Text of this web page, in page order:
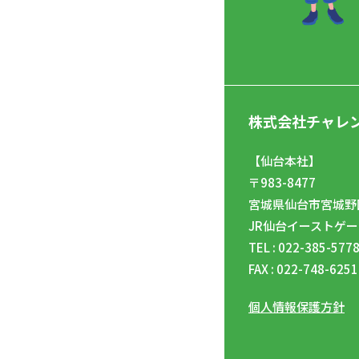
株式会社チャレ
【仙台本社】
〒983-8477
宮城県仙台市宮城
JR仙台イーストゲ
TEL : 022-385-5778
FAX : 022-748-6251
個人情報保護方針